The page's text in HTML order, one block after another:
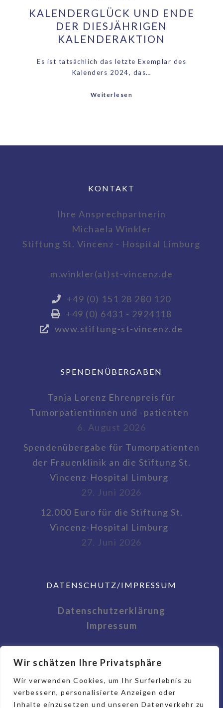
Wir schätzen Ihre Privatsphäre
Wir verwenden Cookies, um Ihr Surferlebnis zu
verbessern, personalisierte Anzeigen oder
Inhalte einzusetzen und unseren Datenverkehr zu
KALENDERGLÜCK UND ENDE
DER DIESJÄHRIGEN
KALENDERAKTION
Es ist tatsächlich das letzte Exemplar des
Kalenders 2024, das…
Weiterlesen
KONTAKT
Ihre Ansprechpartnerin
Michaela Winkler
Stiftung St. Vincenz - Hospital Limburg
m.winkler(at)st-vincenz.de
+49 (0) 151 28 280 120
+49 (0) 6431 - 2924118
www.stiftung-st-vincenz.de
SPENDENÜBERGABEN
Tanja Lorenz Ehrenpreis für
Tumorpatientinnen und -patienten
6. August 2026
Spendenübergabe für Tumorpatienten
der Frauenklinik an die Stiftung St.
Vincenz-Hospital Limburg
29. Juni 2026
12.000 Euro für die Stiftung St.
Vincenz-Hospital Limburg
27. Juni 2026
DATENSCHUTZ/IMPRESSUM
Datenschutzerklärung
Impressum